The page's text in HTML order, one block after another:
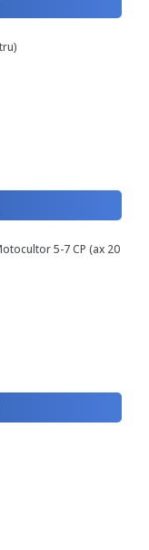
5-7 CP (ax 20